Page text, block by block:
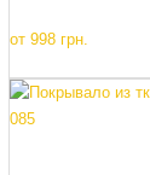
от 998 грн.